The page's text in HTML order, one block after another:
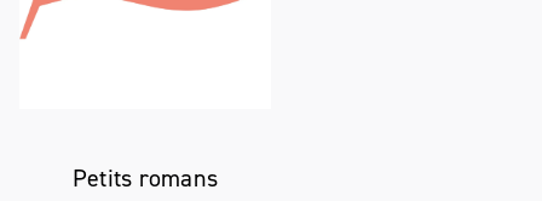
Petits romans